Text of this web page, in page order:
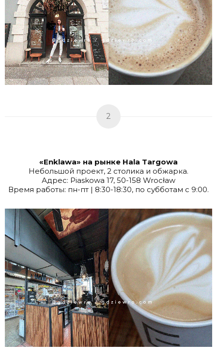
2
«Enklawa» на рынке Hala Targowa
Небольшой проект, 2 столика и обжарка.
Адрес: Piaskowa 17, 50-158 Wrocław
Время работы: пн-пт | 8:30-18:30, по субботам с 9:00.